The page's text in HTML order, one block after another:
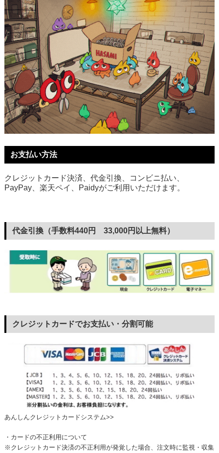
お支払い方法
クレジットカード決済、代金引換、コンビニ払い、
PayPay、楽天ペイ、Paidyがご利用いただけます。
代金引換（手数料440円 33,000円以上無料）
クレジットカードでお支払い・分割可能
あんしんクレジットカードシステム>>
・カードの不正利用について
※クレジットカード決済の不正利用が発覚した場合、注文時に監視・収集